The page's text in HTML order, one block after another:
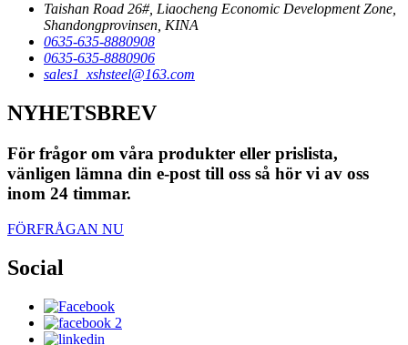
Taishan Road 26#, Liaocheng Economic Development Zone,
Shandongprovinsen, KINA
0635-635-8880908
0635-635-8880906
sales1_xshsteel@163.com
NYHETSBREV
För frågor om våra produkter eller prislista,
vänligen lämna din e-post till oss så hör vi av oss
inom 24 timmar.
FÖRFRÅGAN NU
Social